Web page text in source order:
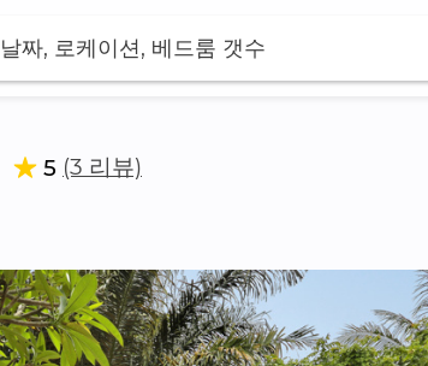
날짜, 로케이션, 베드룸 갯수
5 (3 리뷰)